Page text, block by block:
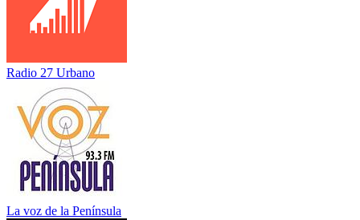
Radio 27 Urbano
La voz de la Península